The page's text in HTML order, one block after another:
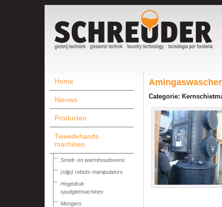
Home
Nieuws
Producten
Tweedehands
machines
Smelt- en warmhoudovens
(slijp) robots-manipulators
Hogedruk
spuitgietmachines
Mengers
Categorie: